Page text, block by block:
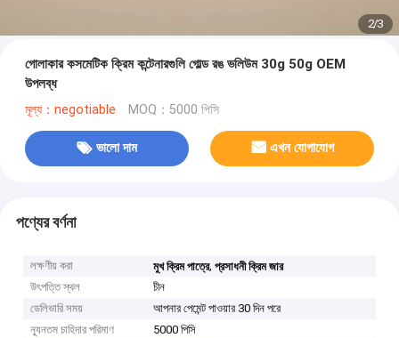
2/3
গোলাকার কসমেটিক ক্রিম কন্টেনারগুলি গোল্ড রঙ ভলিউম 30g 50g OEM
উপলব্ধ
মূল্য：negotiable MOQ：5000 পিসি
ভালো দাম এখন যোগাযোগ
পণ্যের বর্ণনা
লক্ষণীয় করা মুখ ক্রিম পাত্রে,প্রসাধনী ক্রিম জার
উৎপত্তি স্থল
চীন
ডেলিভারি সময়
আপনার পেমেন্ট পাওয়ার 30 দিন পরে
ন্যূনতম চাহিদার পরিমাণ
5000 পিসি